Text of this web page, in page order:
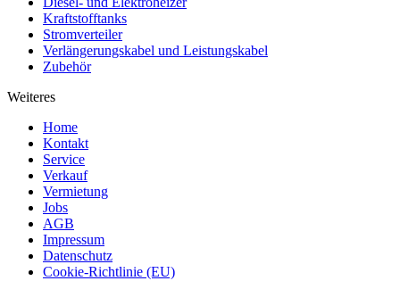
Kraftstofftanks
Stromverteiler
Verlängerungskabel und Leistungskabel
Zubehör
Weiteres
Home
Kontakt
Service
Verkauf
Vermietung
Jobs
AGB
Impressum
Datenschutz
Cookie-Richtlinie (EU)